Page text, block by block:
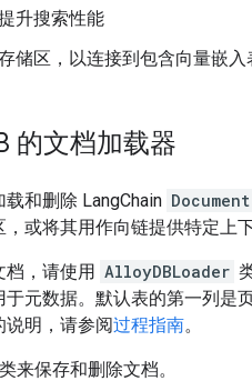
升搜索性能
储区，以连接到包含向量嵌
的文档加载器
和删除 LangChain Document
或将其用作向链提供特定上下
档，请使用 AlloyDBLoader
元数据。默认表的第一列是
说明，请参阅过程指南。
类来保存和删除文档。